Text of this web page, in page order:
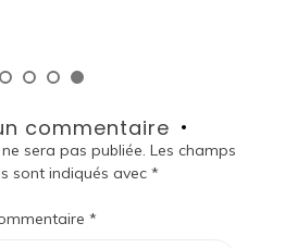
commentaire
sera pas publiée. Les champs
sont indiqués avec *
*